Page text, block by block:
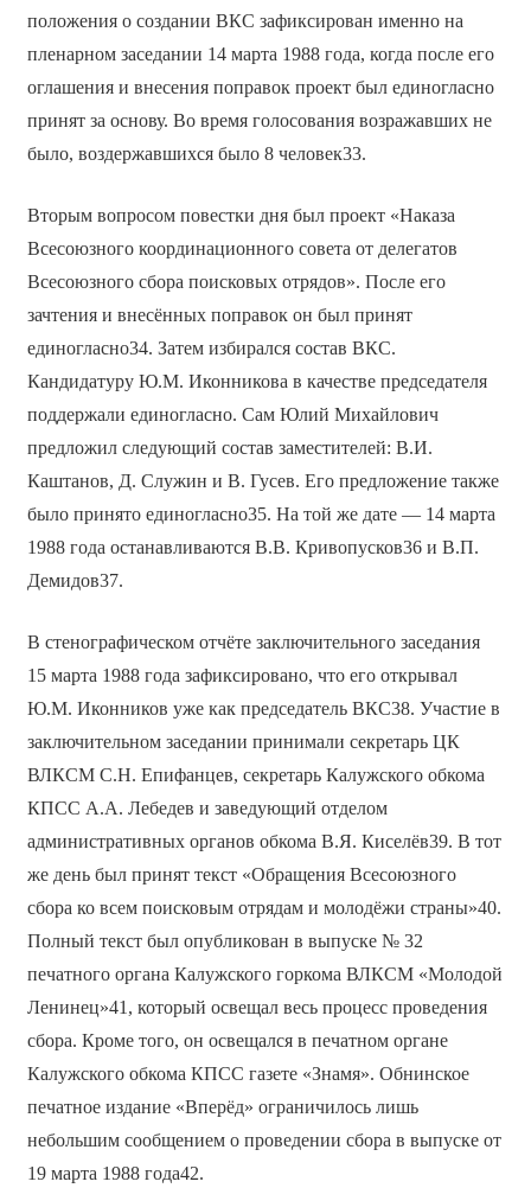
положения о создании ВКС зафиксирован именно на
пленарном заседании 14 марта 1988 года, когда после его
оглашения и внесения поправок проект был единогласно
принят за основу. Во время голосования возражавших не
было, воздержавшихся было 8 человек33.
Вторым вопросом повестки дня был проект «Наказа
Всесоюзного координационного совета от делегатов
Всесоюзного сбора поисковых отрядов». После его
зачтения и внесённых поправок он был принят
единогласно34. Затем избирался состав ВКС.
Кандидатуру Ю.М. Иконникова в качестве председателя
поддержали единогласно. Сам Юлий Михайлович
предложил следующий состав заместителей: В.И.
Каштанов, Д. Служин и В. Гусев. Его предложение также
было принято единогласно35. На той же дате — 14 марта
1988 года останавливаются В.В. Кривопусков36 и В.П.
Демидов37.
В стенографическом отчёте заключительного заседания
15 марта 1988 года зафиксировано, что его открывал
Ю.М. Иконников уже как председатель ВКС38. Участие в
заключительном заседании принимали секретарь ЦК
ВЛКСМ С.Н. Епифанцев, секретарь Калужского обкома
КПСС А.А. Лебедев и заведующий отделом
административных органов обкома В.Я. Киселёв39. В тот
же день был принят текст «Обращения Всесоюзного
сбора ко всем поисковым отрядам и молодёжи страны»40.
Полный текст был опубликован в выпуске № 32
печатного органа Калужского горкома ВЛКСМ «Молодой
Ленинец»41, который освещал весь процесс проведения
сбора. Кроме того, он освещался в печатном органе
Калужского обкома КПСС газете «Знамя». Обнинское
печатное издание «Вперёд» ограничилось лишь
небольшим сообщением о проведении сбора в выпуске от
19 марта 1988 года42.